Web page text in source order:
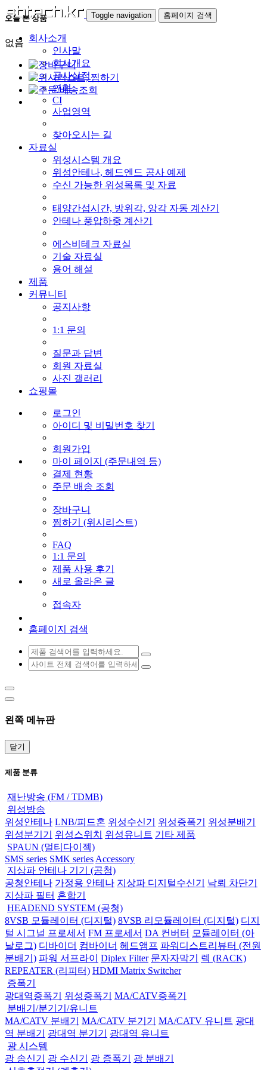
Toggle navigation 홈페이지 검색
회사소개
인사말
회사개요
공사실적
연혁
CI
사업영역
찾아오시는 길
자료실
위성시스템 개요
위성안테나, 헤드엔드 공사 예제
수신 가능한 위성목록 및 자료
태양간섭시간, 방위각, 앙각 자동 계산기
안테나 풍압하중 계산기
에스비테크 자료실
기술 자료실
용어 해설
제품
커뮤니티
공지사항
1:1 문의
질문과 답변
회원 자료실
사진 갤러리
쇼핑몰
로그인
아이디 및 비밀번호 찾기
회원가입
마이 페이지 (주문내역 등)
결제 현황
주문 배송 조회
장바구니
찜하기 (위시리스트)
FAQ
1:1 문의
제품 사용 후기
새로 올라온 글
접속자
홈페이지 검색
왼쪽 메뉴판
닫기
제품 분류
재난방송 (FM / TDMB)
위성방송
위성안테나 LNB/피드혼 위성수신기 위성증폭기
위성분배기
위성분기기
위성스위치 위성유니트 기타 제품
SPAUN (멀티다이젝)
SMS series SMK series Accessory
지상파 안테나 기기 (공청)
공청안테나 가정용 안테나 지상파 디지털수신기
낙뢰 차단기
지상파 필터 혼합기
HEADEND SYSTEM (공청)
8VSB 모듈레이터 (디지털) 8VSB 리모듈레이터 (디지털) 디지
털 시그널 프로세서 FM 프로세서 DA 컨버터 모듈레이터 (아
날로그) 디바이더 컴바이너 헤드앰프 파워디스트리뷰터 (전원
분배기) 파워 서프라이 Diplex Filter 문자자막기
렉 (RACK)
REPEATER (리피터) HDMI Matrix Switcher
증폭기
광대역증폭기
위성증폭기
MA/CATV증폭기
분배기/분기기/유니트
MA/CATV 분배기
MA/CATV 분기기 MA/CATV 유니트 광대
역 분배기
광대역 분기기
광대역 유니트
광 시스템
광 송신기
광 수신기 광 증폭기
광 분배기
오늘 본 상품
없음